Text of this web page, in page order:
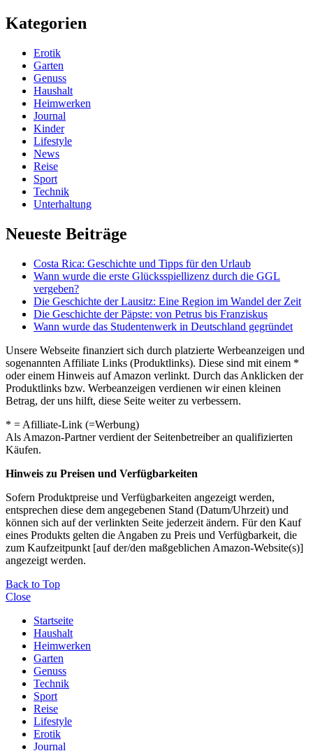
Kategorien
Erotik
Garten
Genuss
Haushalt
Heimwerken
Journal
Kinder
Lifestyle
News
Reise
Sport
Technik
Unterhaltung
Neueste Beiträge
Costa Rica: Geschichte und Tipps für den Urlaub
Wann wurde die erste Glücksspiellizenz durch die GGL
vergeben?
Die Geschichte der Lausitz: Eine Region im Wandel der Zeit
Die Geschichte der Päpste: von Petrus bis Franziskus
Wann wurde das Studentenwerk in Deutschland gegründet
Unsere Webseite finanziert sich durch platzierte Werbeanzeigen und
sogenannten Affiliate Links (Produktlinks). Diese sind mit einem *
oder einem Hinweis auf Amazon verlinkt. Durch das Anklicken der
Produktlinks bzw. Werbeanzeigen verdienen wir einen kleinen
Betrag, der uns hilft, diese Seite weiter zu verbessern.
* = Afilliate-Link (=Werbung)
Als Amazon-Partner verdient der Seitenbetreiber an qualifizierten
Käufen.
Hinweis zu Preisen und Verfügbarkeiten
Sofern Produktpreise und Verfügbarkeiten angezeigt werden,
entsprechen diese dem angegebenen Stand (Datum/Uhrzeit) und
können sich auf der verlinkten Seite jederzeit ändern. Für den Kauf
eines Produkts gelten die Angaben zu Preis und Verfügbarkeit, die
zum Kaufzeitpunkt [auf der/den maßgeblichen Amazon-Website(s)]
angezeigt werden.
Back to Top
Close
Startseite
Haushalt
Heimwerken
Garten
Genuss
Technik
Sport
Reise
Lifestyle
Erotik
Journal